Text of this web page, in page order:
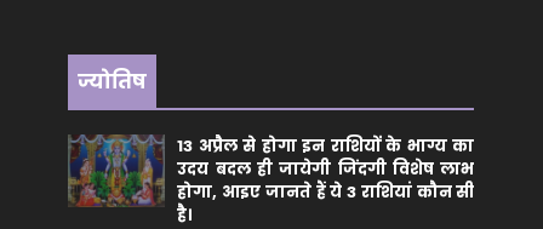
ज्योतिष
13 अप्रैल से होगा इन राशियों के भाग्य का
उदय बदल ही जायेगी जिंदगी विशेष लाभ
होगा, आइए जानते हैं ये 3 राशियां कौन सीं
है।